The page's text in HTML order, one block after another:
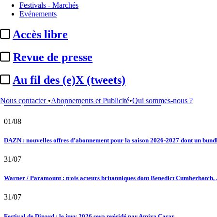
Festivals - Marchés
Evénements
Accès libre
Revue de presse
Au fil des (e)X (tweets)
Nous contacter •Abonnements et Publicité•Qui sommes-nous ?
02/08
Satellifacts : pause d'été
02/08
"L'Odyssée" : à Montpellier, le seul cinéma de France à ...
01/08
DAZN : nouvelles offres d’abonnement pour la saison 2026-2027 dont un
31/07
Warner / Paramount : trois acteurs britanniques dont Benedict Cumberbatch,
31/07